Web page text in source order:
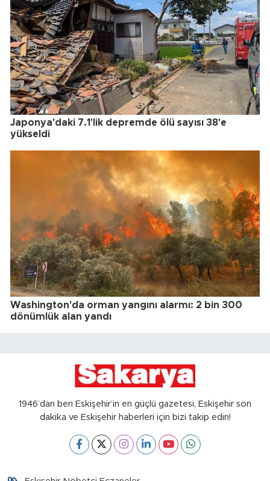
Japonya'daki 7.1'lik depremde ölü sayısı 38'e
yükseldi
Washington'da orman yangını alarmı: 2 bin 300
dönümlük alan yandı
1946’dan beri Eskişehir’in en güçlü gazetesi, Eskişehir son
dakika ve Eskişehir haberleri için bizi takip edin!